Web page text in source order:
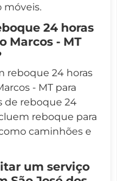
móveis.
24 horas
Marcos - MT
reboque 24 horas
- MT para
de reboque 24
reboque para
caminhões e
um serviço